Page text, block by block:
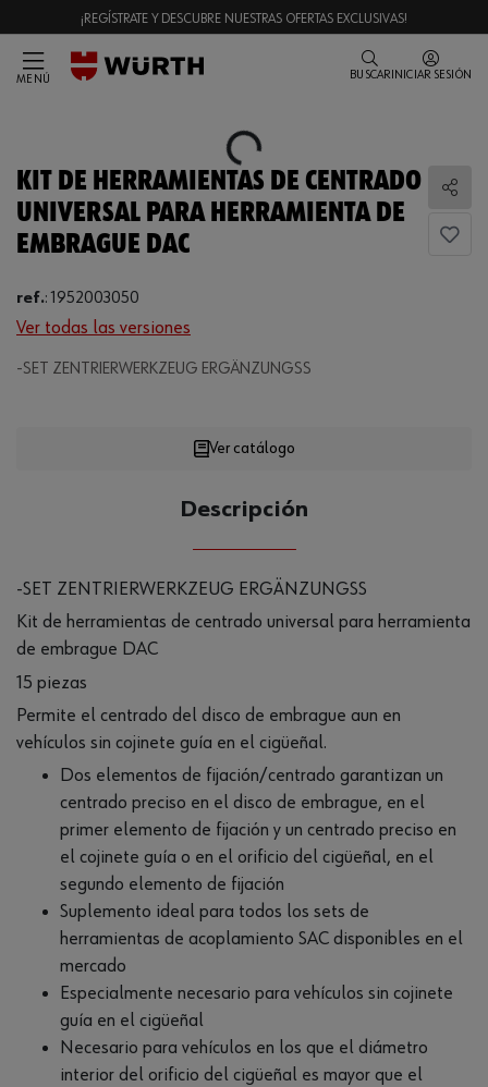
¡REGÍSTRATE Y DESCUBRE NUESTRAS OFERTAS EXCLUSIVAS!
MENÚ BUSCAR INICIAR SESIÓN
Loading...
KIT DE HERRAMIENTAS DE CENTRADO
UNIVERSAL PARA HERRAMIENTA DE
EMBRAGUE DAC
ref.:1952003050
Ver todas las versiones
-SET ZENTRIERWERKZEUG ERGÄNZUNGSS
Loading...
Ver catálogo
Descripción
-SET ZENTRIERWERKZEUG ERGÄNZUNGSS
Kit de herramientas de centrado universal para herramienta
de embrague DAC
15 piezas
Permite el centrado del disco de embrague aun en
vehículos sin cojinete guía en el cigüeñal.
Dos elementos de fijación/centrado garantizan un
centrado preciso en el disco de embrague, en el
primer elemento de fijación y un centrado preciso en
el cojinete guía o en el orificio del cigüeñal, en el
segundo elemento de fijación
Suplemento ideal para todos los sets de
herramientas de acoplamiento SAC disponibles en el
mercado
Especialmente necesario para vehículos sin cojinete
guía en el cigüeñal
Necesario para vehículos en los que el diámetro
interior del orificio del cigüeñal es mayor que el